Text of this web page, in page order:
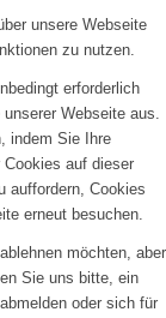
unsere Webseite
zu nutzen.
erforderlich
Webseite aus.
indem Sie Ihre
Cookies auf dieser
auffordern, Cookies
erneut besuchen.
möchten, aber
Sie uns bitte, ein
oder sich für